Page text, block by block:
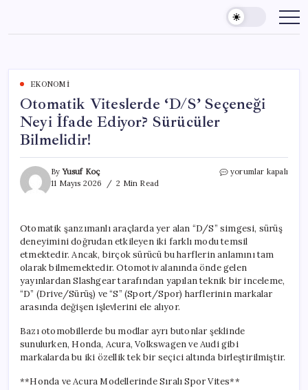
content
EKONOMI
Otomatik Viteslerde ‘D/S’ Seçeneği
Neyi İfade Ediyor? Sürücüler
Bilmelidir!
ByYusuf Koç
11 Mayıs 2026
2 Min Read
Otomatik
İfade
Ediyor?
Sürücüler
Bilmelidir!
için
yorumlar kapalı
Otomatik şanzımanlı araçlarda yer alan “D/S” simgesi, sürüş
deneyimini doğrudan etkileyen iki farklı modu temsil
etmektedir. Ancak, birçok sürücü bu harflerin anlamını tam
olarak bilmemektedir. Otomotiv alanında önde gelen
yayınlardan Slashgear tarafından yapılan teknik bir inceleme,
“D” (Drive/Sürüş) ve “S” (Sport/Spor) harflerinin markalar
arasında değişen işlevlerini ele alıyor.
Bazı otomobillerde bu modlar ayrı butonlar şeklinde
sunulurken, Honda, Acura, Volkswagen ve Audi gibi
markalarda bu iki özellik tek bir seçici altında birleştirilmiştir.
**Honda ve Acura Modellerinde Sıralı Spor Vites**